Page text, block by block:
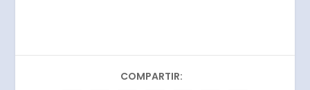
COMPARTIR: